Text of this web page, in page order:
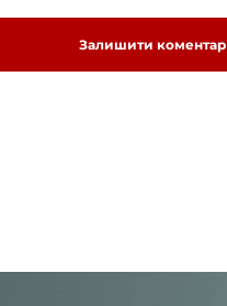
Залишити коментар